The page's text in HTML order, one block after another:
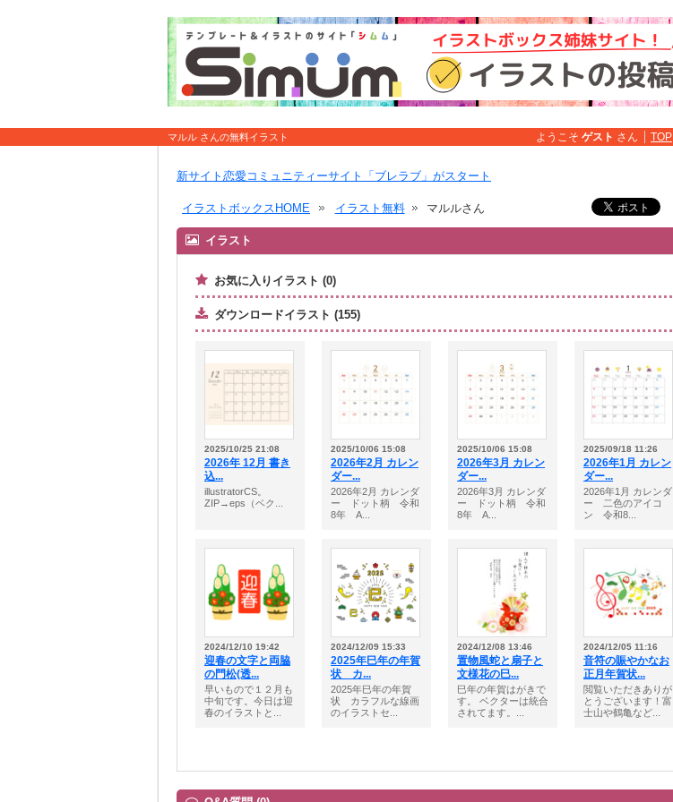
マルル さんの無料イラスト ようこそ ゲスト さん TOP
新サイト恋愛コミュニティーサイト「ブレラブ」がスタート
イラストボックスHOME イラスト無料 マルルさん
イラスト
お気に入りイラスト (0)
ダウンロードイラスト (155)
2025/10/25 21:08
2026年 12月 書き
込...
illustratorCS。
ZIP→eps（ベク...
2025/10/06 15:08
2026年2月 カレン
ダー...
2026年2月 カレンダ
ー ドット柄 令和
8年 A...
2025/10/06 15:08
2026年3月 カレン
ダー...
2026年3月 カレンダ
ー ドット柄 令和
8年 A...
2025/09/18 11:26
2026年1月 カレン
ダー...
2026年1月 カレンダ
ー 二色のアイコ
ン 令和8...
2024/12/10 19:42
迎春の文字と両脇
の門松(透...
早いもので１２月も
中旬です。今日は迎
春のイラストと...
2024/12/09 15:33
2025年巳年の年賀
状 カ...
2025年巳年の年賀
状 カラフルな線画
のイラストセ...
2024/12/08 13:46
置物風蛇と扇子と
文様花の巳...
巳年の年賀はがきで
す。 ベクターは統合
されてます。...
2024/12/05 11:16
音符の賑やかなお
正月年賀状...
閲覧いただきありが
とうございます！富
士山や鶴亀など...